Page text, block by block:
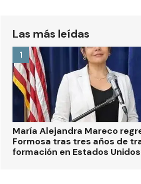
Las más leídas
María Alejandra Mareco
Formosa tras tres años de
formación en Estados Unidos
1